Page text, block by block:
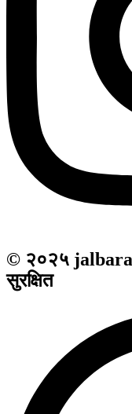
© २०२५
सुरक्षित